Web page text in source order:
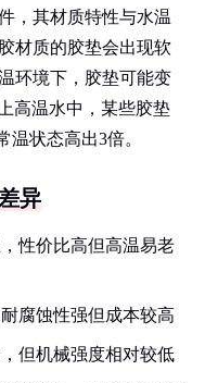
，其材质特性与水温
材质的胶垫会出现软
环境下，胶垫可能变
高温水中，某些胶垫
温状态高出3倍。
异
性价比高但高温易老
腐蚀性强但成本较高
但机械强度相对较低